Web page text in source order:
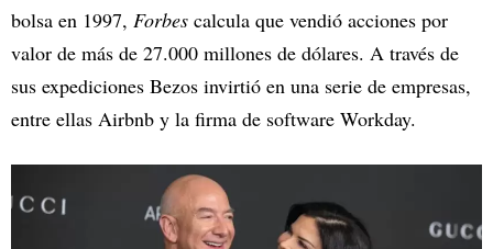
bolsa en 1997, Forbes calcula que vendió acciones por
valor de más de 27.000 millones de dólares. A través de
sus expediciones Bezos invirtió en una serie de empresas,
entre ellas Airbnb y la firma de software Workday.